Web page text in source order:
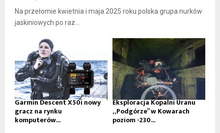
Na przełomie kwietnia i maja 2025 roku polska grupa nurków
jaskiniowych po raz...
Garmin Descent X50i nowy
gracz na rynku
komputerów...
Eksploracja Kopalni Uranu
„Podgórze” w Kowarach
poziom -230...